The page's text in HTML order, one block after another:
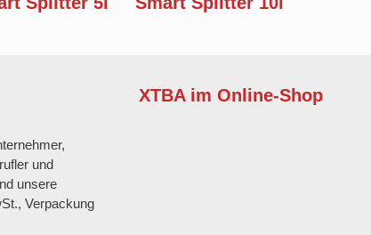
und
unsere
Verpackung
XTBA im Online-Shop